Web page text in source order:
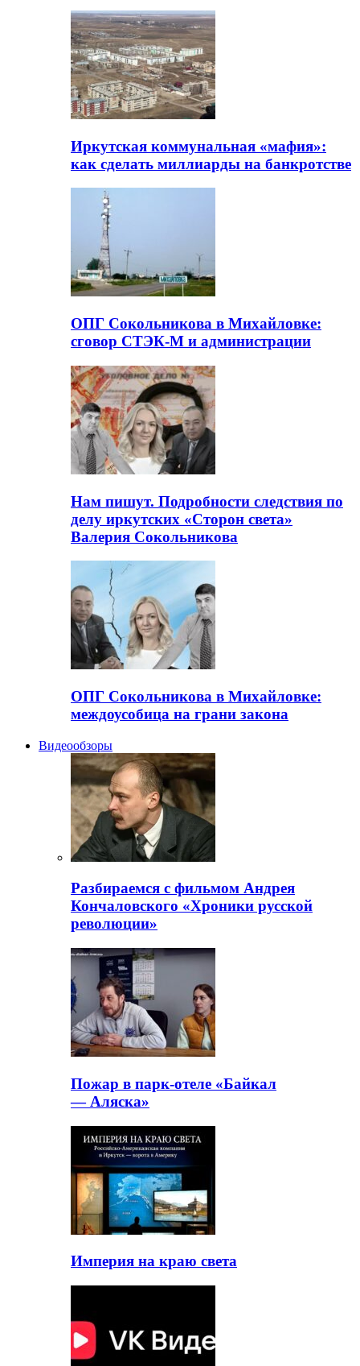
Иркутская коммунальная «мафия»:
как сделать миллиарды на банкротстве
ОПГ Сокольникова в Михайловке:
сговор СТЭК-М и администрации
Нам пишут. Подробности следствия по
делу иркутских «Сторон света»
Валерия Сокольникова
ОПГ Сокольникова в Михайловке:
междоусобица на грани закона
Видеообзоры
Разбираемся с фильмом Андрея
Кончаловского «Хроники русской
революции»
Пожар в парк-отеле «Байкал
— Аляска»
Империя на краю света